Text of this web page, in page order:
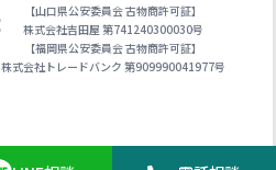
【山口県公安委員会 古物商許可証】
株式会社吉田屋 第741240300030号
【福岡県公安委員会 古物商許可証】
株式会社トレードバンク 第909990041977号